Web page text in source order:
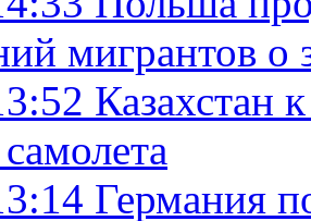
мигрантов
Казахстан
Германия